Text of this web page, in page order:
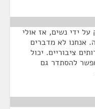
ידי נשים, אז אולי
אנחנו לא מדברים
ציבוריים. יכול
להסתדר גם